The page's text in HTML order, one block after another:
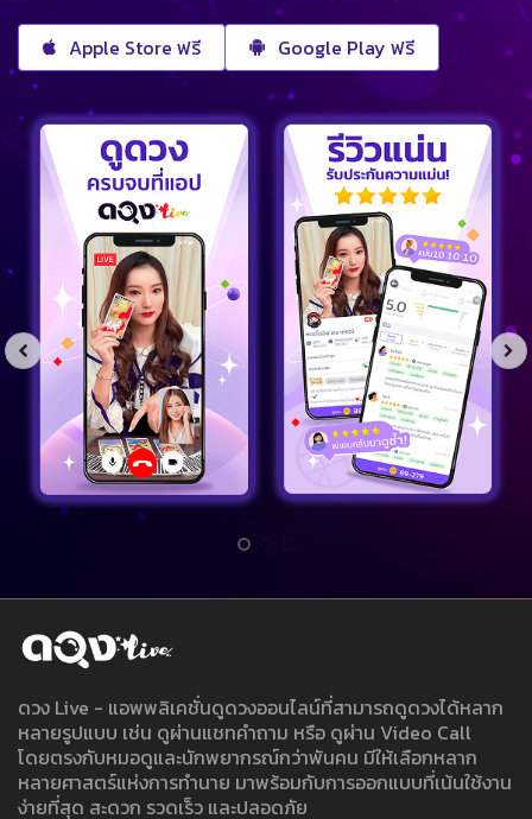
Apple Store ฟรี Google Play ฟรี
ดวง Live - แอพพลิเคชั่นดูดวงออนไลน์ที่สามารถดูดวงได้หลาก
หลายรูปแบบ เช่น ดูผ่านแชทคำถาม หรือ ดูผ่าน Video Call
โดยตรงกับหมอดูและนักพยากรณ์กว่าพันคน มีให้เลือกหลาก
หลายศาสตร์แห่งการทำนาย มาพร้อมกับการออกแบบที่เน้นใช้งาน
ง่ายที่สุด สะดวก รวดเร็ว และปลอดภัย